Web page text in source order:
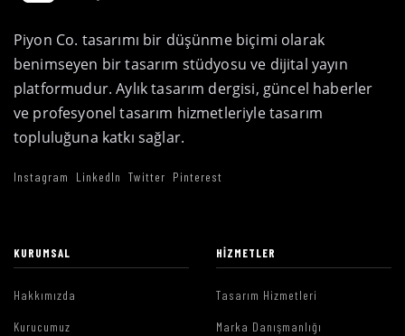
Piyon Co. tasarımı bir düşünme biçimi olarak
benimseyen bir tasarım stüdyosu ve dijital yayın
platformudur. Aylık tasarım dergisi, güncel haberler
ve profesyonel tasarım hizmetleriyle tasarım
topluluğuna katkı sağlar.
Instagram LinkedIn Twitter Pinterest
KURUMSAL
Hakkımızda
Kurucumuz
HIZMETLER
Tasarım Hizmetleri
Marka Danışmanlığı